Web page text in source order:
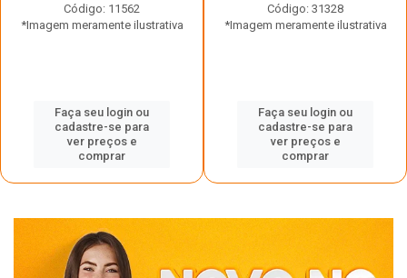
Código: 11562
*Imagem meramente ilustrativa
Faça seu login ou
cadastre-se para
ver preços e
comprar
Código: 31328
*Imagem meramente ilustrativa
Faça seu login ou
cadastre-se para
ver preços e
comprar